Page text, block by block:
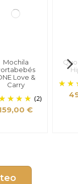
Mochila
Love &
Carry
(2)
€